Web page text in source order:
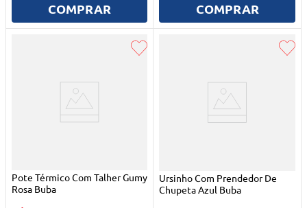
COMPRAR COMPRAR
Pote Térmico Com Talher Gumy
Rosa Buba
Ursinho Com Prendedor De
Chupeta Azul Buba